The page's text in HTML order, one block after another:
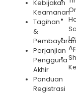
Kebijakan
Keamanan
Tagihan
&
Perjanjian
Pengguna
Akhir
Panduan
Registrasi